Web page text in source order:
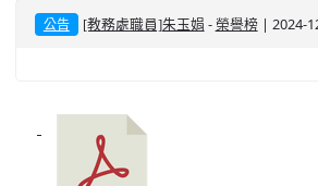
第一
北台灣私校第一
啟英高中-汽車科榮耀桃
公告 [教務處職員]朱玉娟 - 榮譽榜 | 2024-